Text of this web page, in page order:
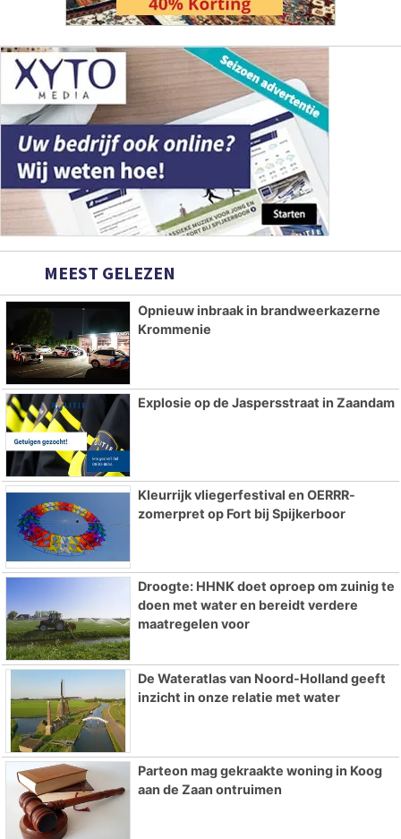
MEEST GELEZEN
Opnieuw inbraak in brandweerkazerne
Krommenie
Explosie op de Jaspersstraat in Zaandam
Kleurrijk vliegerfestival en OERRR-
zomerpret op Fort bij Spijkerboor
Droogte: HHNK doet oproep om zuinig te
doen met water en bereidt verdere
maatregelen voor
De Wateratlas van Noord-Holland geeft
inzicht in onze relatie met water
Parteon mag gekraakte woning in Koog
aan de Zaan ontruimen